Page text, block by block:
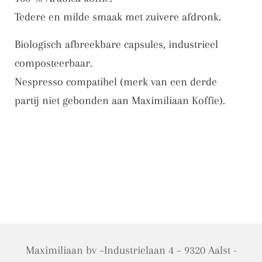
.
.
.
Tedere en milde smaak met zuivere afdronk.
Biologisch afbreekbare capsules, industrieel
composteerbaar.
Nespresso compatibel (merk van een derde
partij niet gebonden aan Maximiliaan Koffie).
Maximiliaan bv –Industrielaan 4 – 9320 Aalst -